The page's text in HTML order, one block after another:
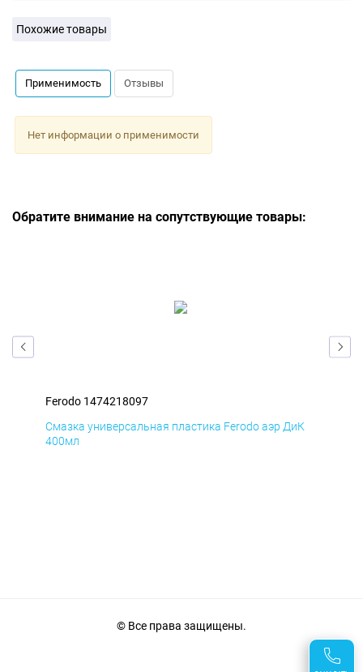
Похожие товары
Применимость Отзывы
Нет информации о применимости
Обратите внимание на сопутствующие товары:
Ferodo 1474218097
Смазка универсальная пластика Ferodo аэр ДиК
400мл
© Все права защищены.